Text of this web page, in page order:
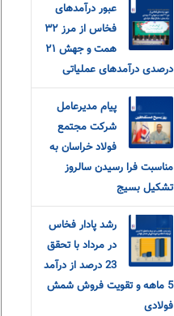
عبور درآمدهای
فخاس از مرز ۳۲
همت و جهش ۲۱
درصدی درآمدهای عملیاتی
پیام مدیرعامل
شرکت مجتمع
فولاد خراسان به
مناسبت فرا رسیدن سالروز
تشکیل بسیج
رشد پادار فخاس
در مرداد با تحقق
23 درصد از درآمد
5 ماهه و تقویت فروش شمش
فولادی